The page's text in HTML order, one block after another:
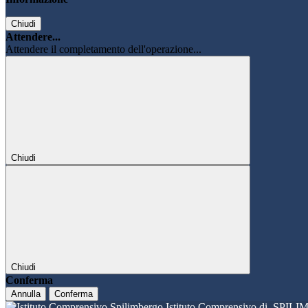
Chiudi
Attendere...
Attendere il completamento dell'operazione...
Chiudi
Chiudi
Conferma
Annulla Conferma